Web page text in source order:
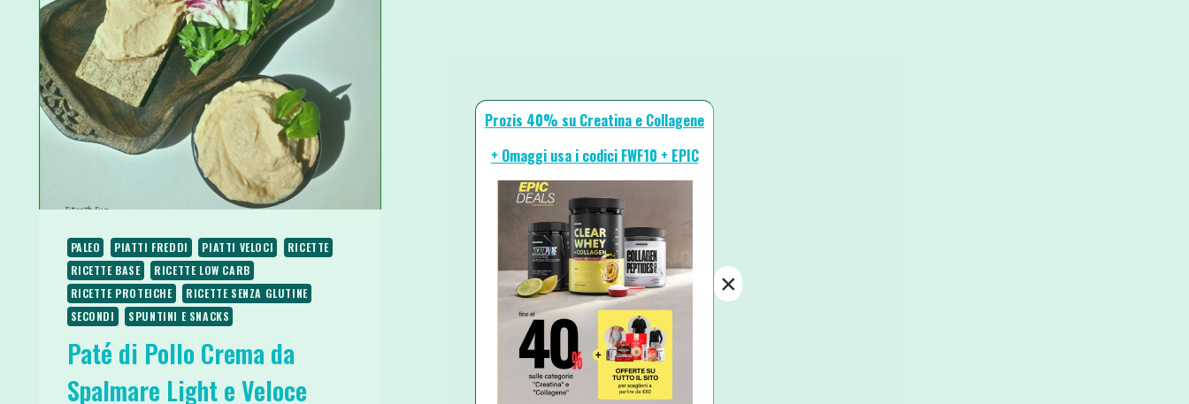
PALEO PIATTI FREDDI PIATTI VELOCI
RICETTE
RICETTE BASE
RICETTE LOW CARB
RICETTE PROTEICHE
RICETTE SENZA GLUTINE
SECONDI
SPUNTINI E SNACKS
Paté di Pollo Crema da
Spalmare Light e Veloce
Prozis 40% su Creatina e Collagene
+ Omaggi usa i codici FWF10 + EPIC
×